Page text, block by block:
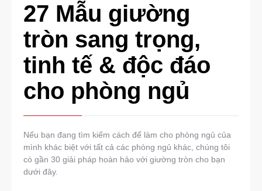
27 Mẫu giường
tròn sang trọng,
tinh tế & độc đáo
cho phòng ngủ
Nếu bạn đang tìm kiếm cách để làm cho phòng ngủ của
mình khác biệt với tất cả các phòng ngủ khác, chúng tôi
có gần 30 giải pháp hoàn hảo với giường tròn cho bạn
dưới đây.